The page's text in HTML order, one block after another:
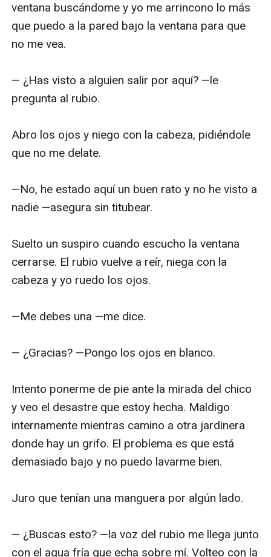
ventana buscándome y yo me arrincono lo más
que puedo a la pared bajo la ventana para que
no me vea.
— ¿Has visto a alguien salir por aquí? —le
pregunta al rubio.
Abro los ojos y niego con la cabeza, pidiéndole
que no me delate.
—No, he estado aquí un buen rato y no he visto a
nadie —asegura sin titubear.
Suelto un suspiro cuando escucho la ventana
cerrarse. El rubio vuelve a reír, niega con la
cabeza y yo ruedo los ojos.
—Me debes una —me dice.
— ¿Gracias? —Pongo los ojos en blanco.
Intento ponerme de pie ante la mirada del chico
y veo el desastre que estoy hecha. Maldigo
internamente mientras camino a otra jardinera
donde hay un grifo. El problema es que está
demasiado bajo y no puedo lavarme bien.
Juro que tenían una manguera por algún lado.
— ¿Buscas esto? —la voz del rubio me llega junto
con el agua fría que echa sobre mí. Volteo con la